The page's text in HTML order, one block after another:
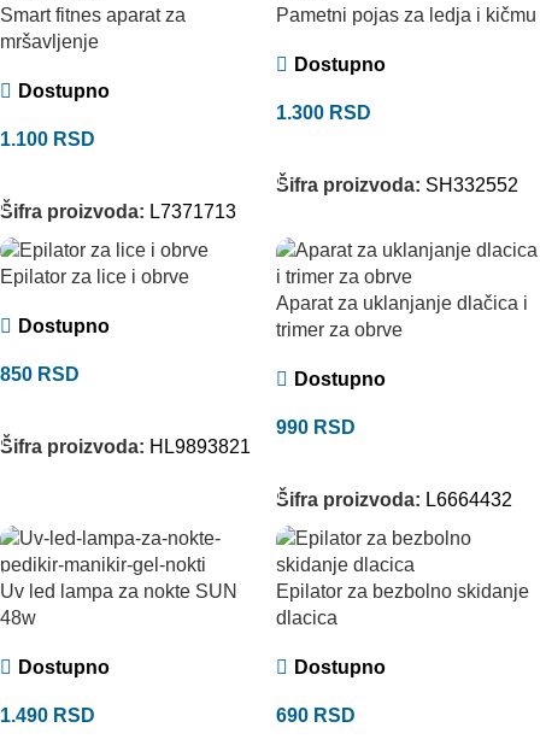
Smart fitnes aparat za
mršavljenje
Dostupno
1.100 RSD
Šifra proizvoda: L7371713
Pametni pojas za ledja i kičmu
Dostupno
1.300 RSD
Šifra proizvoda: SH332552
Epilator za lice i obrve
Dostupno
850 RSD
Šifra proizvoda: HL9893821
Aparat za uklanjanje dlačica i
trimer za obrve
Dostupno
990 RSD
Šifra proizvoda: L6664432
Uv led lampa za nokte SUN
48w
Dostupno
1.490 RSD
Epilator za bezbolno skidanje
dlacica
Dostupno
690 RSD